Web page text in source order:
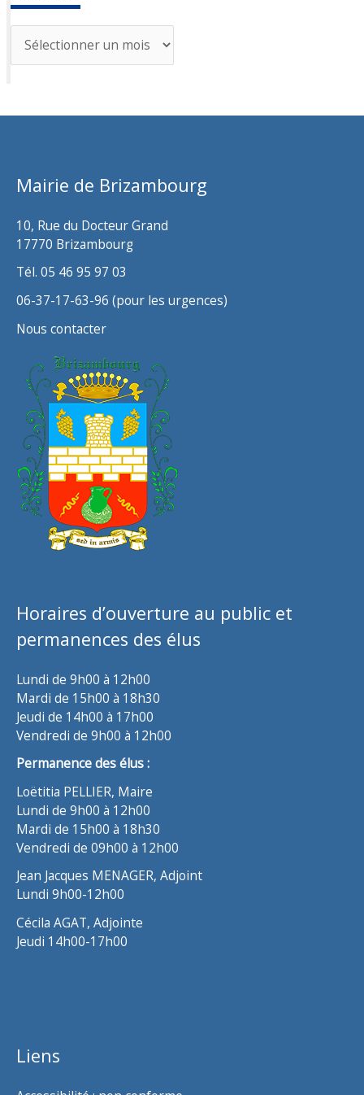
r
h
Mairie de Brizambourg
10, Rue du Docteur Grand
17770 Brizambourg
Tél. 05 46 95 97 03
06-37-17-63-96 (pour les urgences)
Nous contacter
Horaires d’ouverture au public et
permanences des élus
Lundi de 9h00 à 12h00
Mardi de 15h00 à 18h30
Jeudi de 14h00 à 17h00
Vendredi de 9h00 à 12h00
Permanence des élus :
Loëtitia PELLIER, Maire
Lundi de 9h00 à 12h00
Mardi de 15h00 à 18h30
Vendredi de 09h00 à 12h00
Jean Jacques MENAGER, Adjoint
Lundi 9h00-12h00
Cécila AGAT, Adjointe
Jeudi 14h00-17h00
Liens